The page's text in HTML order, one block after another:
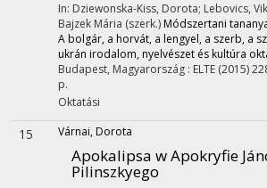
In: Dziewonska-Kiss, Dorota; Lebovics,
Bajzek Mária (szerk.) Módszertani
A bolgár, a horvát, a lengyel, a szerb, a
ukrán irodalom, nyelvészet és kultúra
Budapest, Magyarország : ELTE (2015)
p.
Oktatási
15 Várnai, Dorota
Apokalipsa w Apokryfie
Pilinszkyego